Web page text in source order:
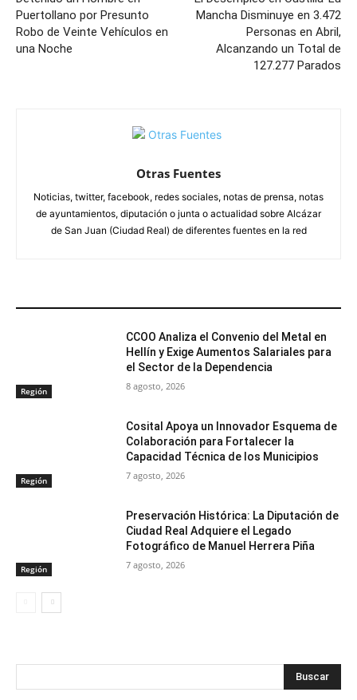
Puertollano por Presunto
Robo de Veinte Vehículos en
una Noche
Mancha Disminuye en 3.472
Personas en Abril,
Alcanzando un Total de
127.277 Parados
Otras Fuentes
Noticias, twitter, facebook, redes sociales, notas de prensa, notas
de ayuntamientos, diputación o junta o actualidad sobre Alcázar
de San Juan (Ciudad Real) de diferentes fuentes en la red
Región
CCOO Analiza el Convenio del Metal en
Hellín y Exige Aumentos Salariales para
el Sector de la Dependencia
8 agosto, 2026
Región
Cosital Apoya un Innovador Esquema de
Colaboración para Fortalecer la
Capacidad Técnica de los Municipios
7 agosto, 2026
Región
Preservación Histórica: La Diputación de
Ciudad Real Adquiere el Legado
Fotográfico de Manuel Herrera Piña
7 agosto, 2026
Buscar